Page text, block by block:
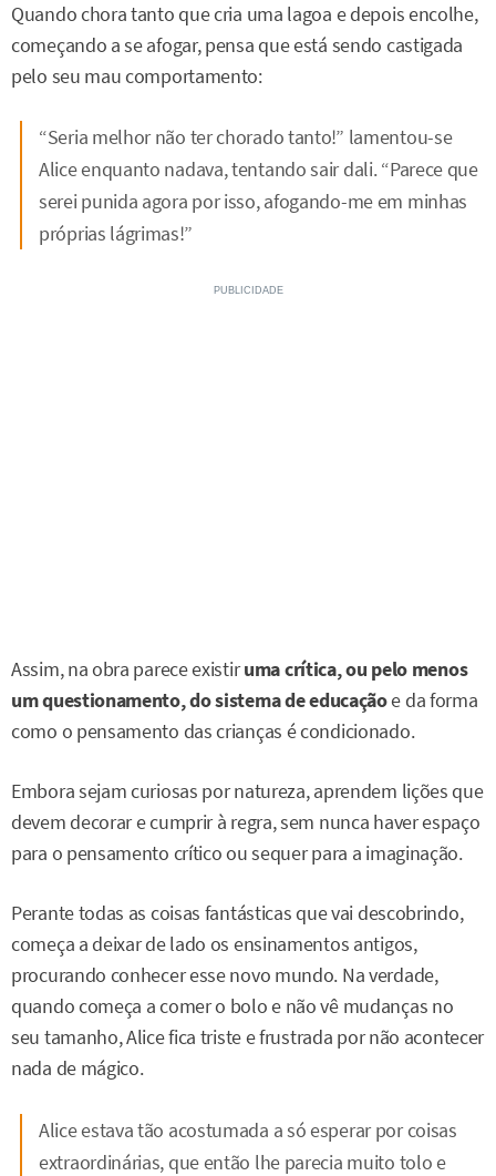
Quando chora tanto que cria uma lagoa e depois encolhe,
começando a se afogar, pensa que está sendo castigada
pelo seu mau comportamento:
“Seria melhor não ter chorado tanto!” lamentou-se
Alice enquanto nadava, tentando sair dali. “Parece que
serei punida agora por isso, afogando-me em minhas
próprias lágrimas!”
Assim, na obra parece existiruma crítica, ou pelo menos
um questionamento, do sistema de educaçãoe da forma
como o pensamento das crianças é condicionado.
Embora sejam curiosas por natureza, aprendem lições que
devem decorar e cumprir à regra, sem nunca haver espaço
para o pensamento crítico ou sequer para a imaginação.
Perante todas as coisas fantásticas que vai descobrindo,
começa a deixar de lado os ensinamentos antigos,
procurando conhecer esse novo mundo. Na verdade,
quando começa a comer o bolo e não vê mudanças no
seu tamanho, Alice fica triste e frustrada por não acontecer
nada de mágico.
Alice estava tão acostumada a só esperar por coisas
extraordinárias, que então lhe parecia muito tolo e